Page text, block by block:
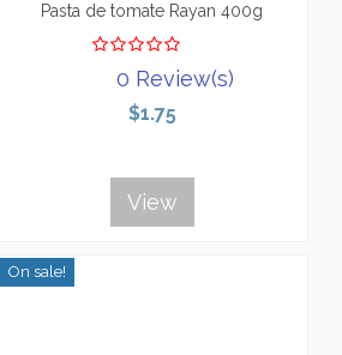
Pasta de tomate Rayan 400g
0 Review(s)
$1.75
View
On sale!